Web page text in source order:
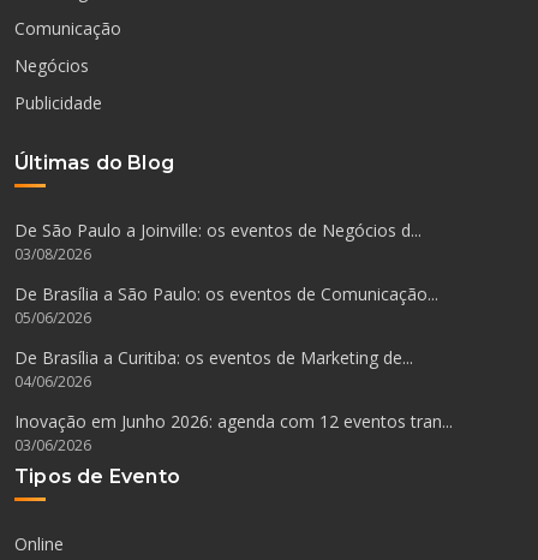
Comunicação
Negócios
Publicidade
Últimas do Blog
De São Paulo a Joinville: os eventos de Negócios d...
03/08/2026
De Brasília a São Paulo: os eventos de Comunicação...
05/06/2026
De Brasília a Curitiba: os eventos de Marketing de...
04/06/2026
Inovação em Junho 2026: agenda com 12 eventos tran...
03/06/2026
Tipos de Evento
Online